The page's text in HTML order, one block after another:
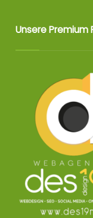
Unsere Premium